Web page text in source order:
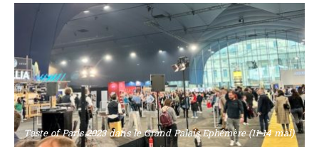
Taste of Paris 2023 dans le Grand Palais Ephémère (11-14 mai)